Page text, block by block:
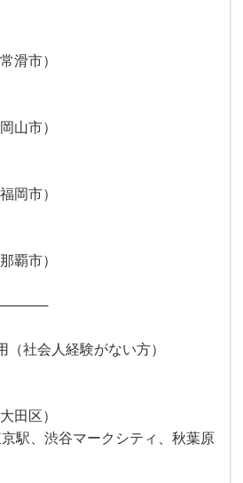
滑市）
山市）
岡市）
覇市）
社会人経験がない方）
田区）
京駅、渋谷マークシティ、秋葉原